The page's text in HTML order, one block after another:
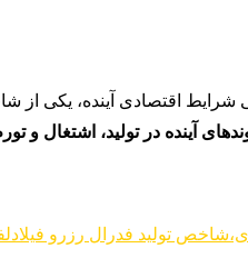
شرایط اقتصادی آینده، یکی
آینده در تولید، اشتغال و
تولید فدرال رزرو